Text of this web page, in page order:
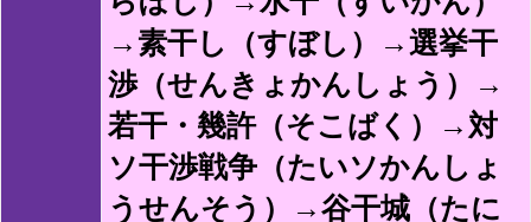
→素干し（すぼし）→選挙干
渉（せんきょかんしょう）→
若干・幾許（そこばく）→対
ソ干渉戦争（たいソかんしょ
うせんそう）→谷干城（たに